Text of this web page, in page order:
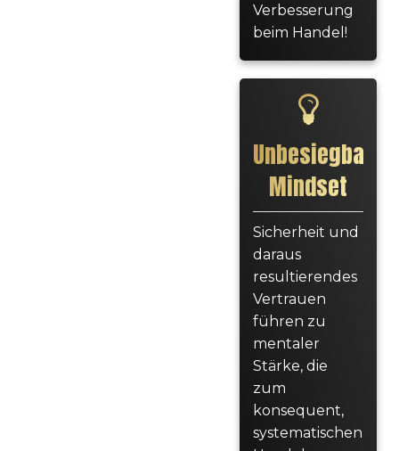
Verbesserung
beim Handel!
Unbesiegbares
Mindset
Sicherheit und
daraus
resultierendes
Vertrauen
führen zu
mentaler
Stärke, die
zum
konsequent,
systematischen